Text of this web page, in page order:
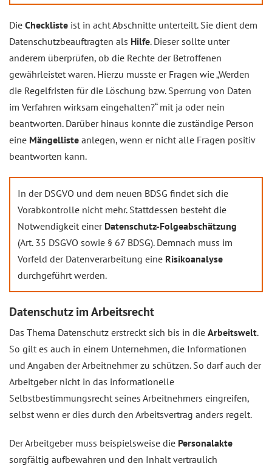
Die Checkliste ist in acht Abschnitte unterteilt. Sie dient dem
Datenschutzbeauftragten als Hilfe. Dieser sollte unter
anderem überprüfen, ob die Rechte der Betroffenen
gewährleistet waren. Hierzu musste er Fragen wie „Werden
die Regelfristen für die Löschung bzw. Sperrung von Daten
im Verfahren wirksam eingehalten?“ mit ja oder nein
beantworten. Darüber hinaus konnte die zuständige Person
eine Mängelliste anlegen, wenn er nicht alle Fragen positiv
beantworten kann.
In der DSGVO und dem neuen BDSG findet sich die
Vorabkontrolle nicht mehr. Stattdessen besteht die
Notwendigkeit einer Datenschutz-Folgeabschätzung
(Art. 35 DSGVO sowie § 67 BDSG). Demnach muss im
Vorfeld der Datenverarbeitung eine Risikoanalyse
durchgeführt werden.
Datenschutz im Arbeitsrecht
Das Thema Datenschutz erstreckt sich bis in die Arbeitswelt.
So gilt es auch in einem Unternehmen, die Informationen
und Angaben der Arbeitnehmer zu schützen. So darf auch der
Arbeitgeber nicht in das informationelle
Selbstbestimmungsrecht seines Arbeitnehmers eingreifen,
selbst wenn er dies durch den Arbeitsvertrag anders regelt.
Der Arbeitgeber muss beispielsweise die Personalakte
sorgfältig aufbewahren und den Inhalt vertraulich